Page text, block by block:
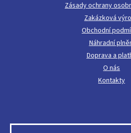
Zásady ochrany
Zakázková
Obchodní
Náhradní
Doprava a
O nás
Kontakty